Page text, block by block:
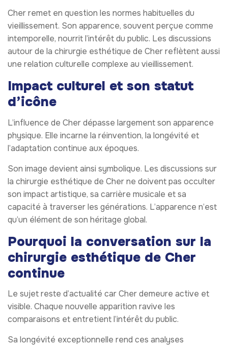
Cher remet en question les normes habituelles du
vieillissement. Son apparence, souvent perçue comme
intemporelle, nourrit l’intérêt du public. Les discussions
autour de la chirurgie esthétique de Cher reflètent aussi
une relation culturelle complexe au vieillissement.
Impact culturel et son statut
d’icône
L’influence de Cher dépasse largement son apparence
physique. Elle incarne la réinvention, la longévité et
l’adaptation continue aux époques.
Son image devient ainsi symbolique. Les discussions sur
la chirurgie esthétique de Cher ne doivent pas occulter
son impact artistique, sa carrière musicale et sa
capacité à traverser les générations. L’apparence n’est
qu’un élément de son héritage global.
Pourquoi la conversation sur la
chirurgie esthétique de Cher
continue
Le sujet reste d’actualité car Cher demeure active et
visible. Chaque nouvelle apparition ravive les
comparaisons et entretient l’intérêt du public.
Sa longévité exceptionnelle rend ces analyses